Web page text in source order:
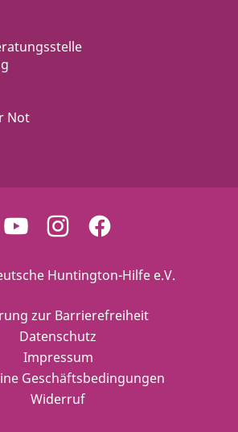
Not
Huntington-Hilfe e.V.
zur Barrierefreiheit
Datenschutz
Impressum
Geschäftsbedingungen
Widerruf